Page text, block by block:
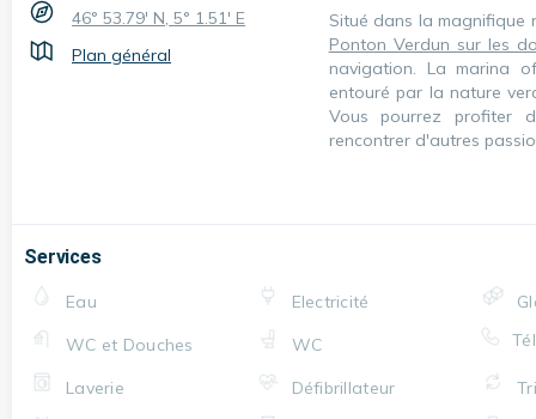
46° 53.79' N, 5° 1.51' E
Plan général
Situé dans la magnifique
Ponton Verdun sur les
navigation. La marina
entouré par la nature
Vous pourrez profiter
rencontrer d'autres
Services
Eau Electricité
WC et Douches
WC
Laverie
Défibrillateur